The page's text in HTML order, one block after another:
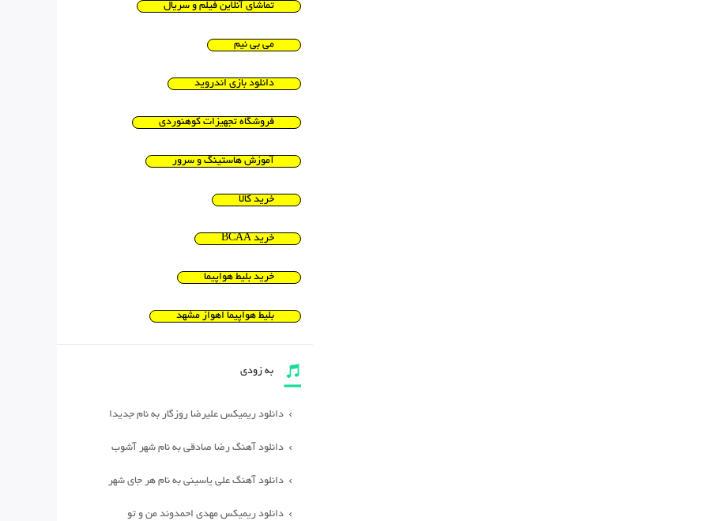
تماشای آنلاین فیلم و سریال
می بی نیم
دانلود بازی اندروید
فروشگاه تجهیزات کوهنوردی
آموزش هاستینگ و سرور
خرید کالا
خرید BCAA
خرید بلیط هواپیما
بلیط هواپیما اهواز مشهد
به زودی
دانلود ریمیکس علیرضا روزگار به نام جدیدا
دانلود آهنگ رضا صادقی به نام شهر آشوب
دانلود آهنگ علی یاسینی به نام هر جای شهر
دانلود ریمیکس مهدی احمدوند من و تو